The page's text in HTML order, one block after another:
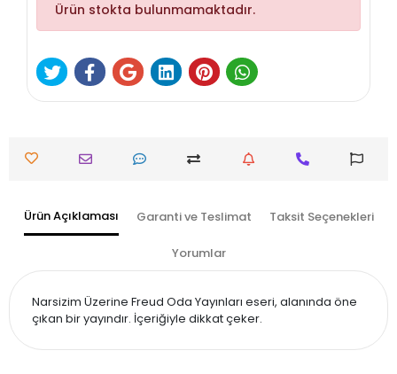
Ürün stokta bulunmamaktadır.
Ürün Açıklaması Garanti ve Teslimat Taksit Seçenekleri
Yorumlar
Narsizim Üzerine Freud Oda Yayınları eseri, alanında öne
çıkan bir yayındır. İçeriğiyle dikkat çeker.